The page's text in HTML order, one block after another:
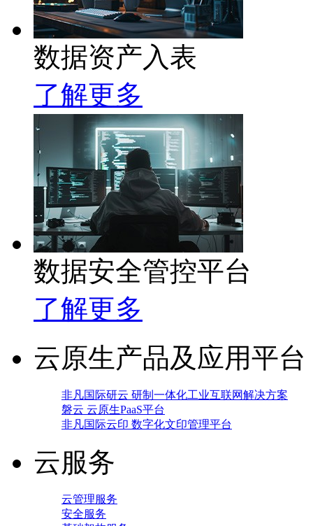
数据资产入表
了解更多
数据安全管控平台
了解更多
云原生产品及应用平台
非凡国际研云 研制一体化工业互联网解决方案
磐云 云原生PaaS平台
非凡国际云印 数字化文印管理平台
云服务
云管理服务
安全服务